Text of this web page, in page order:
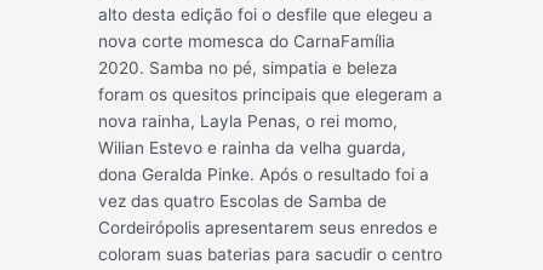
alto desta edição foi o desfile que elegeu a
nova corte momesca do CarnaFamília
2020. Samba no pé, simpatia e beleza
foram os quesitos principais que elegeram a
nova rainha, Layla Penas, o rei momo,
Wilian Estevo e rainha da velha guarda,
dona Geralda Pinke. Após o resultado foi a
vez das quatro Escolas de Samba de
Cordeirópolis apresentarem seus enredos e
coloram suas baterias para sacudir o centro